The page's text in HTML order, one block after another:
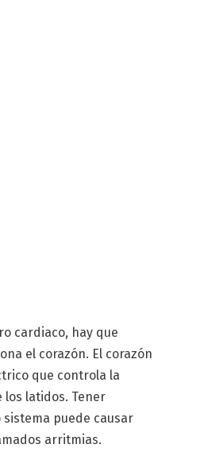
cardiaco, hay que
el corazón. El corazón
que controla la
latidos. Tener
puede causar
arritmias.